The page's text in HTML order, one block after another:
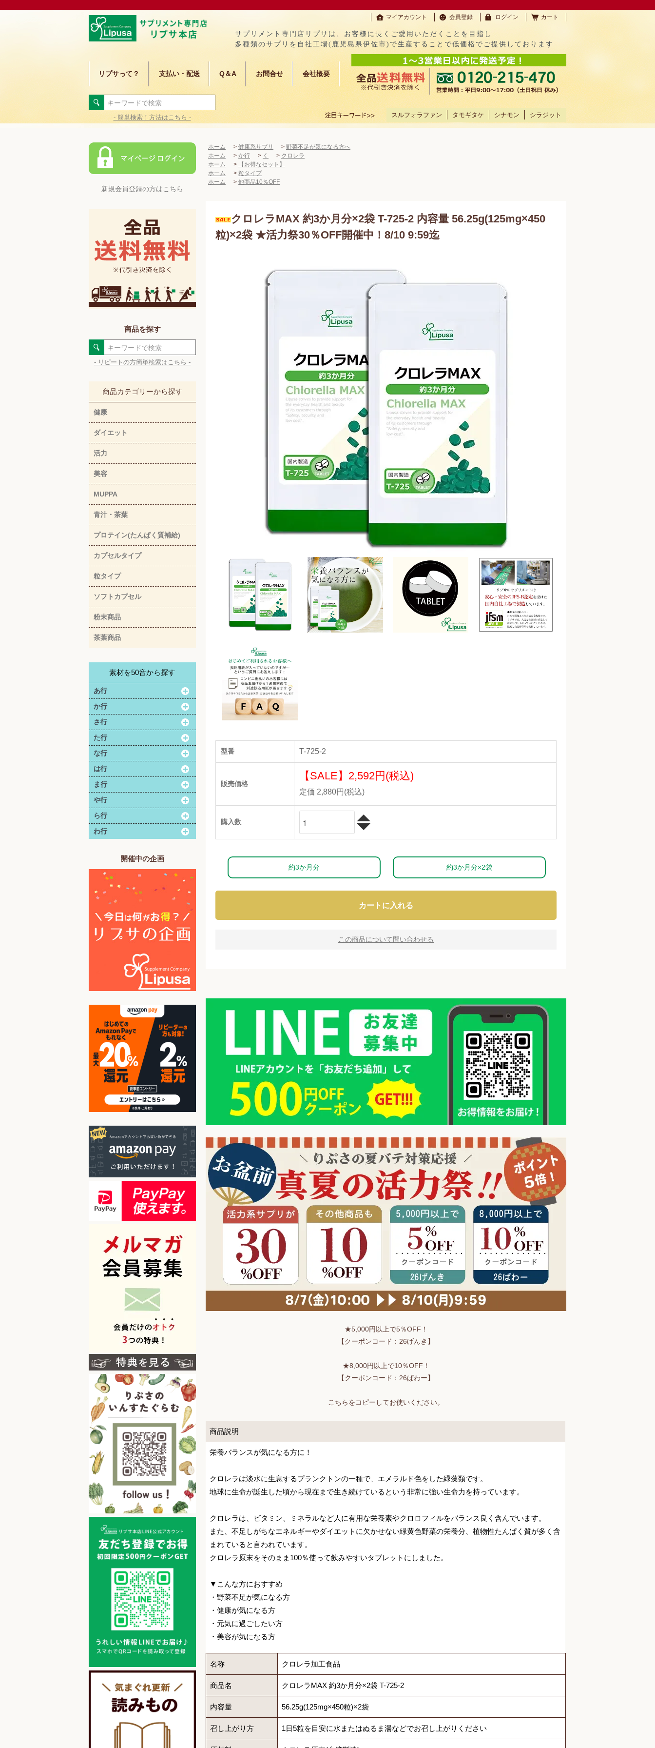
マイアカウント 会員登録 ログイン カート
サプリメント専門店リプサは、お客様に長くご愛用いただくことを目指し
多種類のサプリを自社工場(鹿児島県伊佐市)で生産することで低価格でご提供しております
リプサって？ 支払い・配送 Q＆A お問合せ 会社概要
- 簡単検索！方法はこちら - スルフォラファン タモギタケ シナモン シラジット
新規会員登録の方はこちら
商品を探す
- リピートの方簡単検索はこちら -
商品カテゴリーから探す
健康
ダイエット
活力
美容
MUPPA
青汁・茶葉
プロテイン(たんぱく質補給)
カプセルタイプ
粒タイプ
ソフトカプセル
粉末商品
茶葉商品
素材を50音から探す
あ行
か行
さ行
た行
な行
は行
ま行
や行
ら行
わ行
開催中の企画
ホーム > 健康系サプリ > 野菜不足が気になる方へ
ホーム
> か行 > く > クロレラ
ホーム
>
【お得なセット】
ホーム
> 粒タイプ
ホーム
> 他商品10％OFF
クロレラMAX 約3か月分×2袋 T-725-2 内容量 56.25g(125mg×450
粒)×2袋 ★活力祭30％OFF開催中！8/10 9:59迄
型番 T-725-2
販売価格
【SALE】 2,592円(税込)
定価 2,880円(税込)
購入数
約3か月分 約3か月分×2袋
カートに入れる
この商品について問い合わせる
★5,000円以上で5％OFF！
【クーポンコード：26げんき】
★8,000円以上で10％OFF！
【クーポンコード：26ぱわー】
こちらをコピーしてお使いください。
商品説明
栄養バランスが気になる方に！
クロレラは淡水に生息するプランクトンの一種で、エメラルド色をした緑藻類です。
地球に生命が誕生した頃から現在まで生き続けているという非常に強い生命力を持っています。
クロレラは、ビタミン、ミネラルなど人に有用な栄養素やクロロフィルをバランス良く含んでいます。
また、不足しがちなエネルギーやダイエットに欠かせない緑黄色野菜の栄養分、植物性たんぱく質が多く含
まれていると言われています。
クロレラ原末をそのまま100％使って飲みやすいタブレットにしました。
▼こんな方におすすめ
・野菜不足が気になる方
・健康が気になる方
・元気に過ごしたい方
・美容が気になる方
名称 クロレラ加工食品
商品名 クロレラMAX 約3か月分×2袋 T-725-2
内容量 56.25g(125mg×450粒)×2袋
召し上がり方 1日5粒を目安に水またはぬるま湯などでお召し上がりください